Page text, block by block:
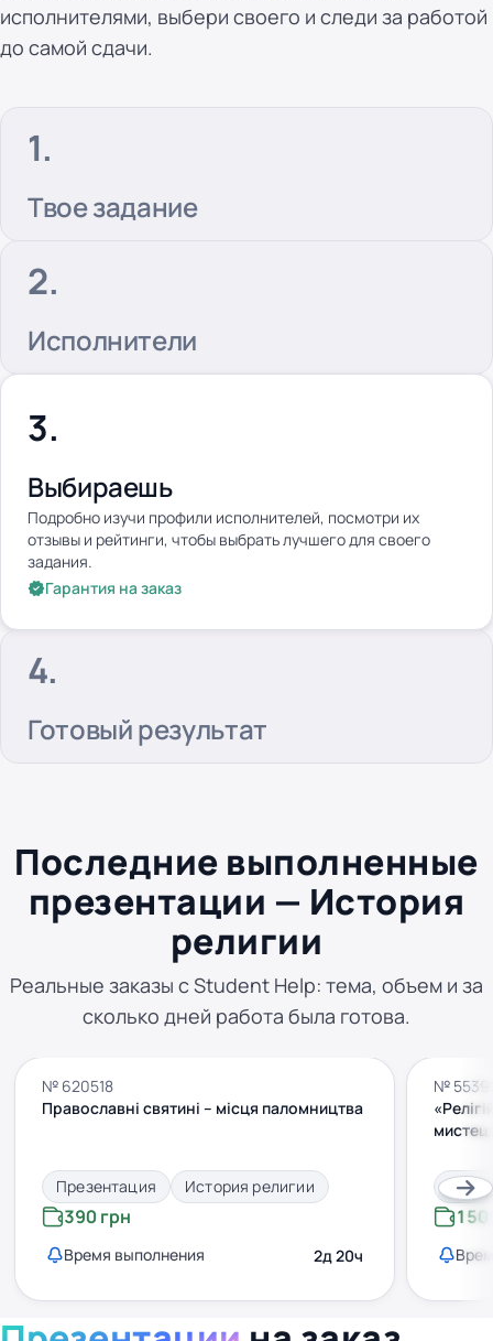
исполнителями, выбери своего и следи за работой
до самой сдачи.
Твое задание
Исполнители
Выбираешь
Подробно изучи профили исполнителей, посмотри их
отзывы и рейтинги, чтобы выбрать лучшего для своего
задания.
Гарантия на заказ
Готовый результат
Последние выполненные
презентации — История
религии
Реальные заказы с Student Help: тема, объем и за
сколько дней работа была готова.
№ 620518
Православні святині – місця паломництва
Презентация История религии
390 грн
Время выполнения 2д 20ч
№
150